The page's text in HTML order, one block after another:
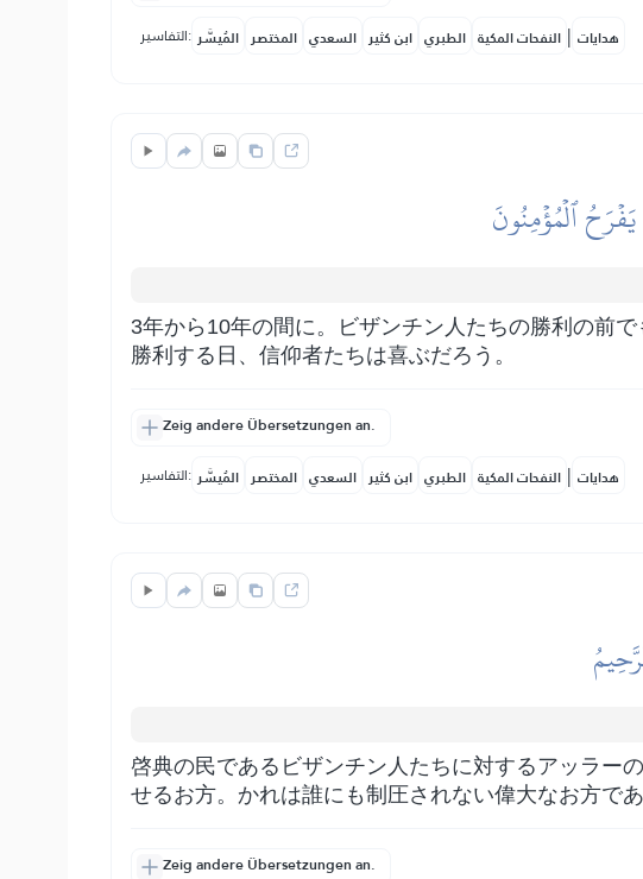
التفاسير: المُيسَّر المختصر السعدي ابن كثير الطبري النفحات المكية | هدايات
ٱلۡمُؤۡمِنُونَ
3年から10年の間に。ビザンチン人たちの勝利の前
勝利する日、信仰者たちは喜ぶだろう。
Zeig andere Übersetzungen an.
التفاسير: المُيسَّر المختصر السعدي ابن كثير الطبري النفحات المكية | هدايات
啓典の民であるビザンチン人たちに対するアッラー
せるお方。かれは誰にも制圧されない偉大なお方で
Zeig andere Übersetzungen an.